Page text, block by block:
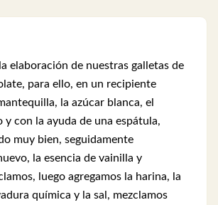
elaboración de nuestras galletas de
para ello, en un recipiente
la azúcar blanca, el
y con la ayuda de una espátula,
muy bien, seguidamente
la esencia de vainilla y
luego agregamos la harina, la
química y la sal, mezclamos